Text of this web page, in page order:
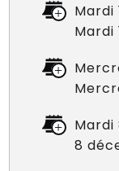
Mardi
8